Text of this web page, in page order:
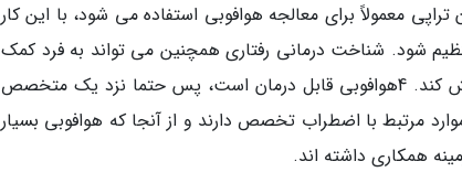
معمولاً برای معالجه هوافوبی استفاده می شود، با این کار
شود. شناخت درمانی رفتاری همچنین می تواند به فرد کمک
کند واقعیت الگوهای غیر منطقی آنها در مورد پرواز را آزمایش کند. 4هوافوبی قابل درمان است، پس حتما نزد یک متخصص
مرتبط با اضطراب تخصص دارند و از آنجا که هوافوبی بسیار
همکاری داشته اند.